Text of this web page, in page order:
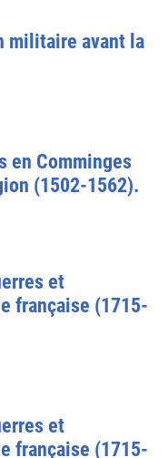
militaire avant la
en Comminges
(1502-1562).
et
française (1715-
et
française (1715-